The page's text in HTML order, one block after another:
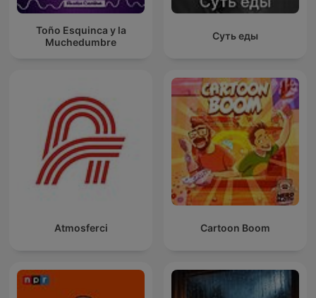
Toño Esquinca y la
Muchedumbre
Суть еды
Atmosferci Cartoon Boom